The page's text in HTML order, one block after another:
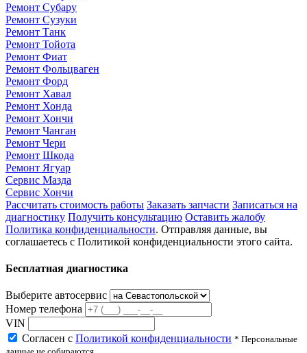
Ремонт Субару
Ремонт Сузуки
Ремонт Танк
Ремонт Тойота
Ремонт Фиат
Ремонт Фольцваген
Ремонт Форд
Ремонт Хавал
Ремонт Хонда
Ремонт Хончи
Ремонт Чанган
Ремонт Чери
Ремонт Шкода
Ремонт Ягуар
Сервис Мазда
Сервис Хончи
Рассчитать стоимость работы Заказать запчасти Записаться на
диагностику Получить консультацию Оставить жалобу
Политика конфиденциальности. Отправляя данные, вы
соглашаетесь с Политикой конфиденциальности этого сайта.
Бесплатная диагностика
Выберите автосервис
Номер телефона
VIN
Согласен с Политикой конфиденциальности * Персональные